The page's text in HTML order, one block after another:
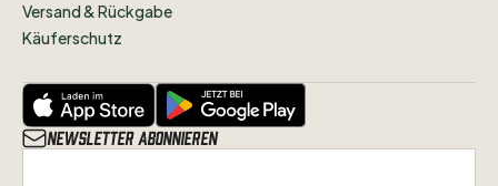
Versand & Rückgabe
Käuferschutz
Newsletter abonnieren